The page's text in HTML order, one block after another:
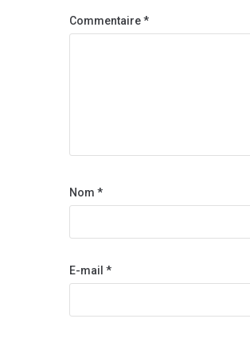
Commentaire*
Nom *
E-mail *